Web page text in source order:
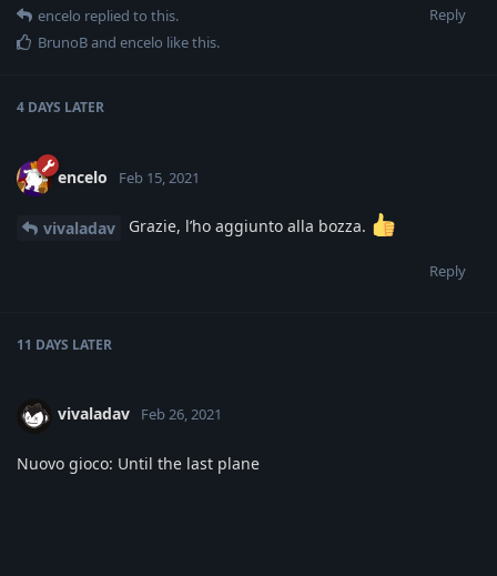
Reply
encelo replied to this.
BrunoBand encelo like this.
4 DAYS LATER
encelo Feb 15, 2021
vivaladav Grazie, l’ho aggiunto alla bozza.
Reply
11 DAYS LATER
vivaladav Feb 26, 2021
Nuovo gioco: Until the last plane